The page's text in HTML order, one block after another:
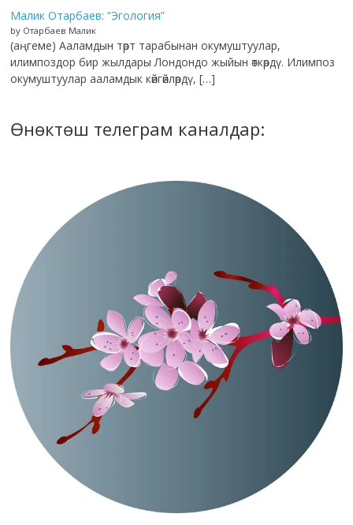
Малик Отарбаев: “Эгология”
by Отарбаев Малик
(аңгеме) Ааламдын төрт тарабынан окумуштуулар,
илимпоздор бир жылдары Лондондо жыйын өткөрдү. Илимпоз
окумуштуулар ааламдык көйгөйлөрдү, […]
Өнөктөш телеграм каналдар: